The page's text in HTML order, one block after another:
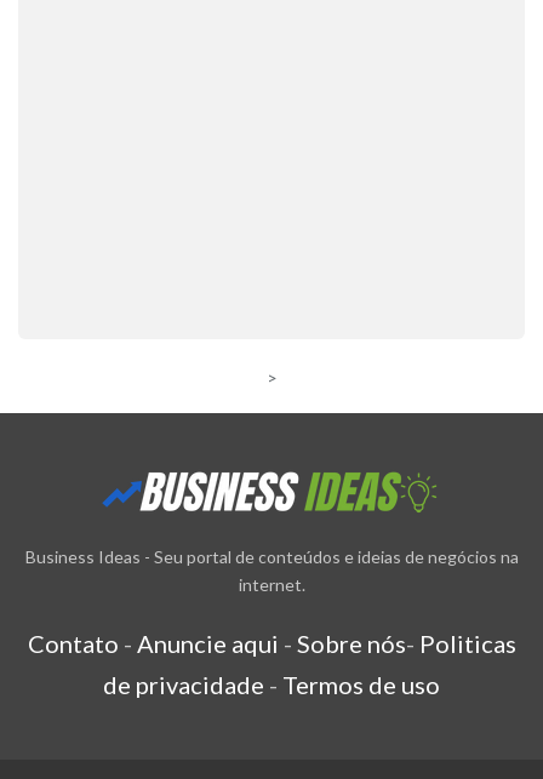
>
Business Ideas - Seu portal de conteúdos e ideias de negócios na
internet.
Contato - Anuncie aqui - Sobre nós- Politicas
de privacidade - Termos de uso